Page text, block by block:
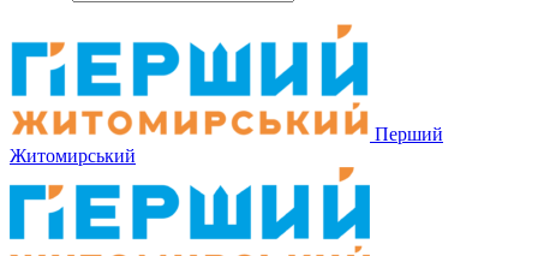
Перший
Житомирський